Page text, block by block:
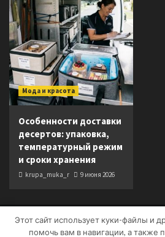
Мода и красота
Особенности доставки
десертов: упаковка,
температурный режим
и сроки хранения
krupa_muka_r 9 июня 2026
Copyright © Все права
Этот сайт использует куки-файлы и
помочь вам в навигации, а также